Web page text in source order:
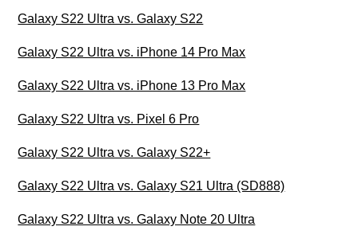
Galaxy S22 Ultra vs. Galaxy S22
Galaxy S22 Ultra vs. iPhone 14 Pro Max
Galaxy S22 Ultra vs. iPhone 13 Pro Max
Galaxy S22 Ultra vs. Pixel 6 Pro
Galaxy S22 Ultra vs. Galaxy S22+
Galaxy S22 Ultra vs. Galaxy S21 Ultra (SD888)
Galaxy S22 Ultra vs. Galaxy Note 20 Ultra